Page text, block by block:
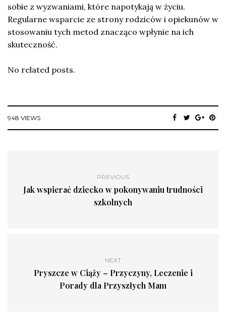
sobie z wyzwaniami, które napotykają w życiu.
Regularne wsparcie ze strony rodziców i opiekunów w
stosowaniu tych metod znacząco wpłynie na ich
skuteczność.
No related posts.
948 VIEWS
PREVIOUS
Jak wspierać dziecko w pokonywaniu trudności
szkolnych
NEXT
Pryszcze w Ciąży – Przyczyny, Leczenie i
Porady dla Przyszłych Mam